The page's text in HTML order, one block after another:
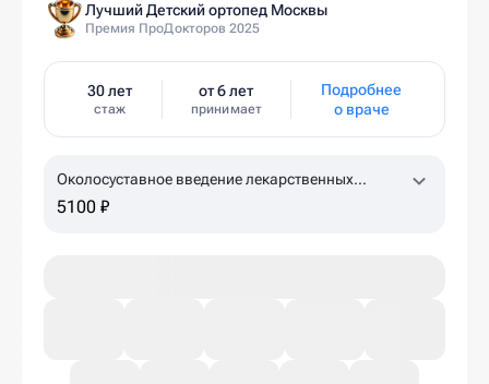
Лучший Детский ортопед Москвы
Премия ПроДокторов 2025
30 лет
стаж
от 6 лет
принимает
Подробнее
о враче
Околосуставное введение лекарственных
препаратов (ACP-терапия, 1 пробирка)
5100 ₽